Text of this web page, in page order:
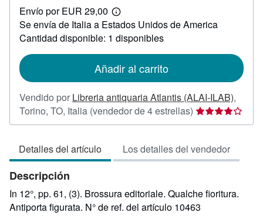
18,00
Envío por EUR 29,00
Más
información
sobre
las
envío
Se envía de Italia a Estados Unidos de America
Cantidad disponible: 1 disponibles
Añadir al carrito
Vendido por Libreria antiquaria Atlantis (ALAI-ILAB),
Torino, TO, Italia (vendedor de 4 estrellas) Calificación
del
4
de
estrellas
Detalles del artículo Los detalles del vendedor
Descripción
In 12°, pp. 61, (3). Brossura editoriale. Qualche fioritura.
Antiporta figurata. N° de ref. del artículo 10463